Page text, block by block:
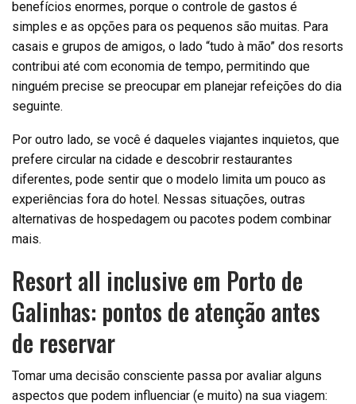
benefícios enormes, porque o controle de gastos é
simples e as opções para os pequenos são muitas. Para
casais e grupos de amigos, o lado “tudo à mão” dos resorts
contribui até com economia de tempo, permitindo que
ninguém precise se preocupar em planejar refeições do dia
seguinte.
Por outro lado, se você é daqueles viajantes inquietos, que
prefere circular na cidade e descobrir restaurantes
diferentes, pode sentir que o modelo limita um pouco as
experiências fora do hotel. Nessas situações, outras
alternativas de hospedagem ou pacotes podem combinar
mais.
Resort all inclusive em Porto de
Galinhas: pontos de atenção antes
de reservar
Tomar uma decisão consciente passa por avaliar alguns
aspectos que podem influenciar (e muito) na sua viagem: